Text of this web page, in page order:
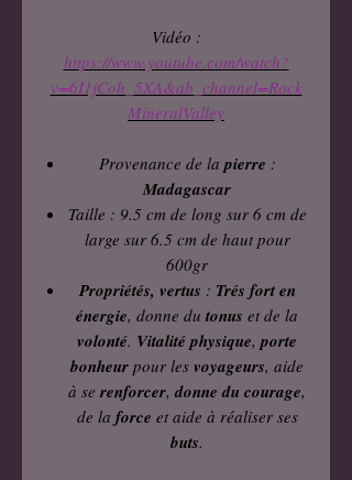
Vidéo :
https://www.youtube.com/watch?
v=6I1jCoh_5XA&ab_channel=Rock
MineralValley
Provenance de la pierre :
Madagascar
Taille : 9.5 cm de long sur 6 cm de
large sur 6.5 cm de haut pour
600gr
Propriétés, vertus : Trés fort en
énergie, donne du tonus et de la
volonté. Vitalité physique, porte
bonheur pour les voyageurs, aide
à se renforcer, donne du courage,
de la force et aide à réaliser ses
buts.